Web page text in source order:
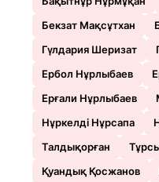
Бекзат Мақсұтхан
Гүлдария Шеризат
Ербол Нұрлыбаев
Ерғали Нұрлыбаев
Нұркелді Нұрсапа
Талдықорған
Қуандық Қосжанов